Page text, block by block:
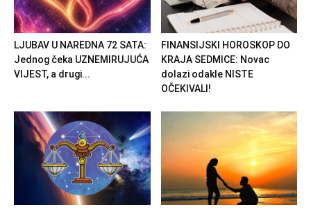
LJUBAV U NAREDNA 72 SATA:
Jednog čeka UZNEMIRUJUĆA
VIJEST, a drugi...
FINANSIJSKI HOROSKOP DO
KRAJA SEDMICE: Novac
dolazi odakle NISTE
OČEKIVALI!